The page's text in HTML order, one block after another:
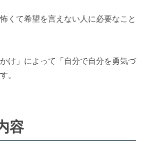
くて希望を言えない人に必要なこと
け」によって「自分で自分を勇気づ
。
容